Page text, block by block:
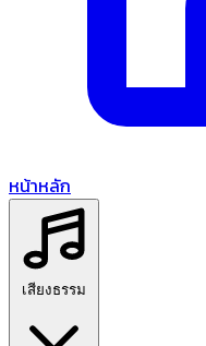
หน้าหลัก
เสียงธรรม